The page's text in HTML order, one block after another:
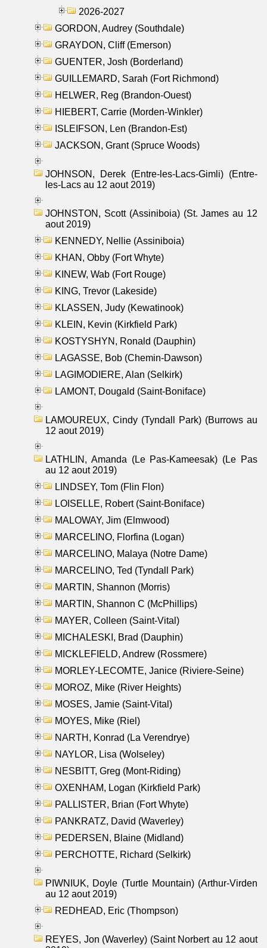
2026-2027
GORDON, Audrey (Southdale)
GRAYDON, Cliff (Emerson)
GUENTER, Josh (Borderland)
GUILLEMARD, Sarah (Fort Richmond)
HELWER, Reg (Brandon-Ouest)
HIEBERT, Carrie (Morden-Winkler)
ISLEIFSON, Len (Brandon-Est)
JACKSON, Grant (Spruce Woods)
JOHNSON, Derek (Entre-les-Lacs-Gimli) (Entre-
les-Lacs au 12 aout 2019)
JOHNSTON, Scott (Assiniboia) (St. James au 12
aout 2019)
KENNEDY, Nellie (Assiniboia)
KHAN, Obby (Fort Whyte)
KINEW, Wab (Fort Rouge)
KING, Trevor (Lakeside)
KLASSEN, Judy (Kewatinook)
KLEIN, Kevin (Kirkfield Park)
KOSTYSHYN, Ronald (Dauphin)
LAGASSE, Bob (Chemin-Dawson)
LAGIMODIERE, Alan (Selkirk)
LAMONT, Dougald (Saint-Boniface)
LAMOUREUX, Cindy (Tyndall Park) (Burrows au
12 aout 2019)
LATHLIN, Amanda (Le Pas-Kameesak) (Le Pas
au 12 aout 2019)
LINDSEY, Tom (Flin Flon)
LOISELLE, Robert (Saint-Boniface)
MALOWAY, Jim (Elmwood)
MARCELINO, Florfina (Logan)
MARCELINO, Malaya (Notre Dame)
MARCELINO, Ted (Tyndall Park)
MARTIN, Shannon (Morris)
MARTIN, Shannon C (McPhillips)
MAYER, Colleen (Saint-Vital)
MICHALESKI, Brad (Dauphin)
MICKLEFIELD, Andrew (Rossmere)
MORLEY-LECOMTE, Janice (Riviere-Seine)
MOROZ, Mike (River Heights)
MOSES, Jamie (Saint-Vital)
MOYES, Mike (Riel)
NARTH, Konrad (La Verendrye)
NAYLOR, Lisa (Wolseley)
NESBITT, Greg (Mont-Riding)
OXENHAM, Logan (Kirkfield Park)
PALLISTER, Brian (Fort Whyte)
PANKRATZ, David (Waverley)
PEDERSEN, Blaine (Midland)
PERCHOTTE, Richard (Selkirk)
PIWNIUK, Doyle (Turtle Mountain) (Arthur-Virden
au 12 aout 2019)
REDHEAD, Eric (Thompson)
REYES, Jon (Waverley) (Saint Norbert au 12 aout